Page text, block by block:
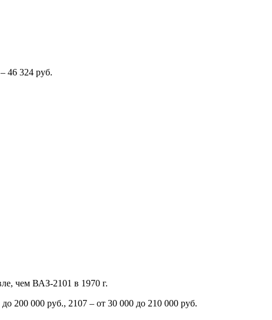
46 324 руб.
чем ВАЗ-2101 в 1970 г.
200 000 руб., 2107 – от 30 000 до 210 000 руб.